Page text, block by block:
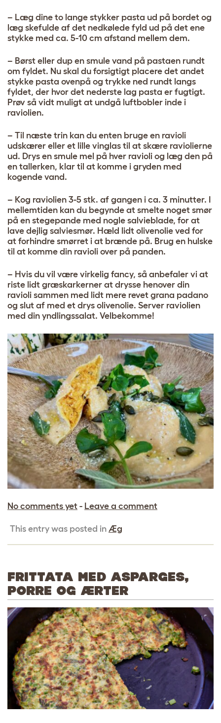
– Læg dine to lange stykker pasta ud på bordet og
læg skefulde af det nedkølede fyld ud på det ene
stykke med ca. 5-10 cm afstand mellem dem.
– Børst eller dup en smule vand på pastaen rundt
om fyldet. Nu skal du forsigtigt placere det andet
stykke pasta ovenpå og trykke ned rundt langs
fyldet, der hvor det nederste lag pasta er fugtigt.
Prøv så vidt muligt at undgå luftbobler inde i
raviolien.
– Til næste trin kan du enten bruge en ravioli
udskærer eller et lille vinglas til at skære raviolierne
ud. Drys en smule mel på hver ravioli og læg den på
en tallerken, klar til at komme i gryden med
kogende vand.
– Kog raviolien 3-5 stk. af gangen i ca. 3 minutter. I
mellemtiden kan du begynde at smelte noget smør
på en stegepande med nogle salvieblade, for at
lave dejlig salviesmør. Hæld lidt olivenolie ved for
at forhindre smørret i at brænde på. Brug en hulske
til at komme din ravioli over på panden.
– Hvis du vil være virkelig fancy, så anbefaler vi at
riste lidt græskarkerner at drysse henover din
ravioli sammen med lidt mere revet grana padano
og slut af med et drys olivenolie. Server raviolien
med din yndlingssalat. Velbekomme!
No comments yet - Leave a comment
This entry was posted in Æg
FRITTATA MED ASPARGES,
PORRE OG ÆRTER